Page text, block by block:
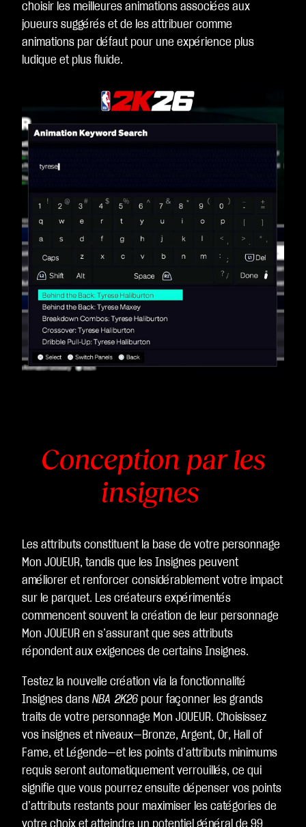
urs
de
Go
ogl
choisir les meilleures animations associées aux
joueurs suggérés et de les attribuer comme
animations par défaut pour une expérience plus
ludique et plus fluide.
Conception par les
insignes
Les attributs constituent la base de votre personnage
Mon JOUEUR, tandis que les Insignes peuvent
améliorer et renforcer considérablement votre impact
sur le parquet. Les créateurs expérimentés
commencent souvent la création de leur personnage
Mon JOUEUR en s’assurant que ses attributs
répondent aux exigences de certains Insignes.
Testez la nouvelle création via la fonctionnalité
Insignes dans NBA 2K26 pour façonner les grands
traits de votre personnage Mon JOUEUR. Choisissez
vos insignes et niveaux—Bronze, Argent, Or, Hall of
Fame, et Légende—et les points d’attributs minimums
requis seront automatiquement verrouillés, ce qui
signifie que vous pourrez ensuite dépenser vos points
d’attributs restants pour maximiser les catégories de
votre choix et atteindre un potentiel général de 99